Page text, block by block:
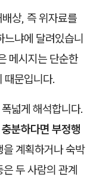
상, 즉 위자료를
냐에 달려있습니
메시지는 단순한
때문입니다.
넓게 해석합니다.
분하다면 부정행
계획하거나 숙박
두 사람의 관계